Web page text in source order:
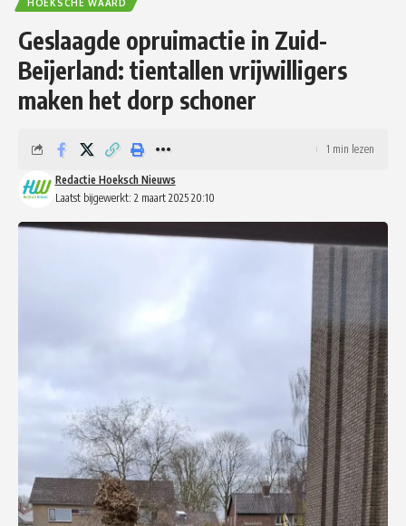
HOEKSCHE WAARD
Geslaagde opruimactie in Zuid-
Beijerland: tientallen vrijwilligers
maken het dorp schoner
Laatst bijgewerkt: 2 maart 2025 20:10
Redactie Hoeksch Nieuws
1 min lezen